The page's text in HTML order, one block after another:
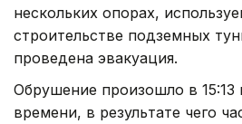
нескольких опорах,
строительстве подземных
проведена эвакуация.
Обрушение произошло в 15:13
времени, в результате чего